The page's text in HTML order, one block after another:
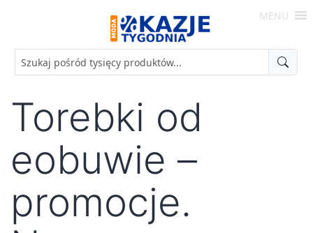
Moda
-
Okazje
MENU
Torebki od
eobuwie –
promocje.